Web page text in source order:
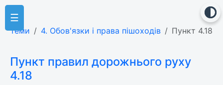
☰
Теми 4. Обов'язки і права пішоходів Пункт 4.18
Пункт правил дорожнього руху
4.18